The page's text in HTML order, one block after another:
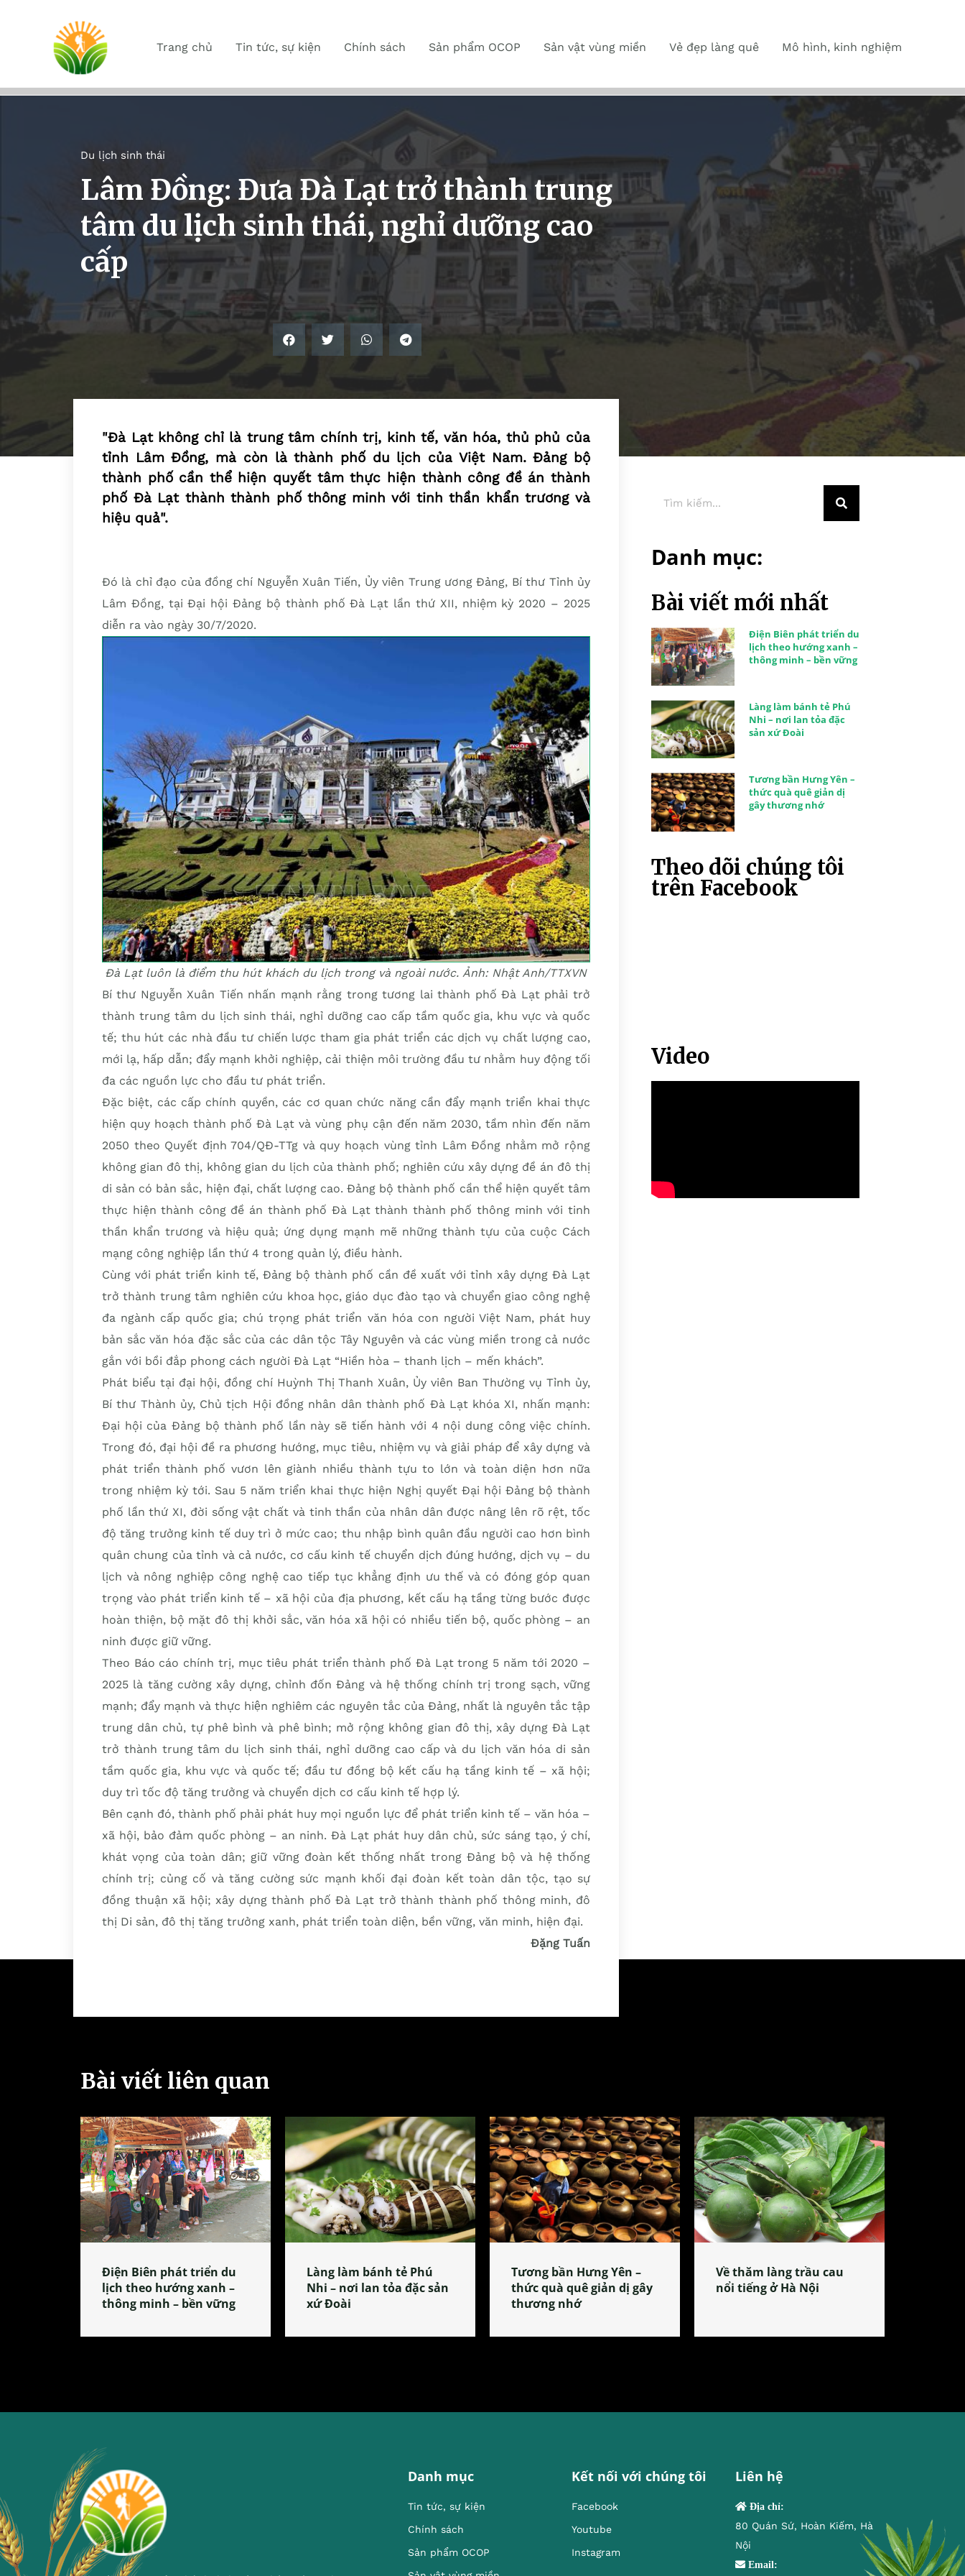
Trang chủ Tin tức, sự kiện Chính sách Sản phẩm OCOP Sản vật vùng miền Vẻ đẹp làng quê Mô hình, kinh nghiệm
Du lịch sinh thái
Lâm Đồng: Đưa Đà Lạt trở thành trung
tâm du lịch sinh thái, nghỉ dưỡng cao
cấp
"Đà Lạt không chỉ là trung tâm chính trị, kinh tế, văn hóa, thủ phủ của
tỉnh Lâm Đồng, mà còn là thành phố du lịch của Việt Nam. Đảng bộ
thành phố cần thể hiện quyết tâm thực hiện thành công đề án thành
phố Đà Lạt thành thành phố thông minh với tinh thần khẩn trương và
hiệu quả".
Đó là chỉ đạo của đồng chí Nguyễn Xuân Tiến, Ủy viên Trung ương Đảng, Bí thư Tỉnh ủy
Lâm Đồng, tại Đại hội Đảng bộ thành phố Đà Lạt lần thứ XII, nhiệm kỳ 2020 – 2025
diễn ra vào ngày 30/7/2020.
Đà Lạt luôn là điểm thu hút khách du lịch trong và ngoài nước. Ảnh: Nhật Anh/TTXVN
Bí thư Nguyễn Xuân Tiến nhấn mạnh rằng trong tương lai thành phố Đà Lạt phải trở
thành trung tâm du lịch sinh thái, nghỉ dưỡng cao cấp tầm quốc gia, khu vực và quốc
tế; thu hút các nhà đầu tư chiến lược tham gia phát triển các dịch vụ chất lượng cao,
mới lạ, hấp dẫn; đẩy mạnh khởi nghiệp, cải thiện môi trường đầu tư nhằm huy động tối
đa các nguồn lực cho đầu tư phát triển.
Đặc biệt, các cấp chính quyền, các cơ quan chức năng cần đẩy mạnh triển khai thực
hiện quy hoạch thành phố Đà Lạt và vùng phụ cận đến năm 2030, tầm nhìn đến năm
2050 theo Quyết định 704/QĐ-TTg và quy hoạch vùng tỉnh Lâm Đồng nhằm mở rộng
không gian đô thị, không gian du lịch của thành phố; nghiên cứu xây dựng đề án đô thị
di sản có bản sắc, hiện đại, chất lượng cao. Đảng bộ thành phố cần thể hiện quyết tâm
thực hiện thành công đề án thành phố Đà Lạt thành thành phố thông minh với tinh
thần khẩn trương và hiệu quả; ứng dụng mạnh mẽ những thành tựu của cuộc Cách
mạng công nghiệp lần thứ 4 trong quản lý, điều hành.
Cùng với phát triển kinh tế, Đảng bộ thành phố cần đề xuất với tỉnh xây dựng Đà Lạt
trở thành trung tâm nghiên cứu khoa học, giáo dục đào tạo và chuyển giao công nghệ
đa ngành cấp quốc gia; chú trọng phát triển văn hóa con người Việt Nam, phát huy
bản sắc văn hóa đặc sắc của các dân tộc Tây Nguyên và các vùng miền trong cả nước
gắn với bồi đắp phong cách người Đà Lạt “Hiền hòa – thanh lịch – mến khách”.
Phát biểu tại đại hội, đồng chí Huỳnh Thị Thanh Xuân, Ủy viên Ban Thường vụ Tỉnh ủy,
Bí thư Thành ủy, Chủ tịch Hội đồng nhân dân thành phố Đà Lạt khóa XI, nhấn mạnh:
Đại hội của Đảng bộ thành phố lần này sẽ tiến hành với 4 nội dung công việc chính.
Trong đó, đại hội đề ra phương hướng, mục tiêu, nhiệm vụ và giải pháp để xây dựng và
phát triển thành phố vươn lên giành nhiều thành tựu to lớn và toàn diện hơn nữa
trong nhiệm kỳ tới. Sau 5 năm triển khai thực hiện Nghị quyết Đại hội Đảng bộ thành
phố lần thứ XI, đời sống vật chất và tinh thần của nhân dân được nâng lên rõ rệt, tốc
độ tăng trưởng kinh tế duy trì ở mức cao; thu nhập bình quân đầu người cao hơn bình
quân chung của tỉnh và cả nước, cơ cấu kinh tế chuyển dịch đúng hướng, dịch vụ – du
lịch và nông nghiệp công nghệ cao tiếp tục khẳng định ưu thế và có đóng góp quan
trọng vào phát triển kinh tế – xã hội của địa phương, kết cấu hạ tầng từng bước được
hoàn thiện, bộ mặt đô thị khởi sắc, văn hóa xã hội có nhiều tiến bộ, quốc phòng – an
ninh được giữ vững.
Theo Báo cáo chính trị, mục tiêu phát triển thành phố Đà Lạt trong 5 năm tới 2020 –
2025 là tăng cường xây dựng, chỉnh đốn Đảng và hệ thống chính trị trong sạch, vững
mạnh; đẩy mạnh và thực hiện nghiêm các nguyên tắc của Đảng, nhất là nguyên tắc tập
trung dân chủ, tự phê bình và phê bình; mở rộng không gian đô thị, xây dựng Đà Lạt
trở thành trung tâm du lịch sinh thái, nghỉ dưỡng cao cấp và du lịch văn hóa di sản
tầm quốc gia, khu vực và quốc tế; đầu tư đồng bộ kết cấu hạ tầng kinh tế – xã hội;
duy trì tốc độ tăng trưởng và chuyển dịch cơ cấu kinh tế hợp lý.
Bên cạnh đó, thành phố phải phát huy mọi nguồn lực để phát triển kinh tế – văn hóa –
xã hội, bảo đảm quốc phòng – an ninh. Đà Lạt phát huy dân chủ, sức sáng tạo, ý chí,
khát vọng của toàn dân; giữ vững đoàn kết thống nhất trong Đảng bộ và hệ thống
chính trị; củng cố và tăng cường sức mạnh khối đại đoàn kết toàn dân tộc, tạo sự
đồng thuận xã hội; xây dựng thành phố Đà Lạt trở thành thành phố thông minh, đô
thị Di sản, đô thị tăng trưởng xanh, phát triển toàn diện, bền vững, văn minh, hiện đại.
Đặng Tuấn
Danh mục:
Bài viết mới nhất
Điện Biên phát triển du
lịch theo hướng xanh –
thông minh – bền vững
Làng làm bánh tẻ Phú
Nhi – nơi lan tỏa đặc
sản xứ Đoài
Tương bần Hưng Yên –
thức quà quê giản dị
gây thương nhớ
Theo dõi chúng tôi
trên Facebook
Video
Bài viết liên quan
Điện Biên phát triển du
lịch theo hướng xanh –
thông minh – bền vững
Làng làm bánh tẻ Phú
Nhi – nơi lan tỏa đặc sản
xứ Đoài
Tương bần Hưng Yên –
thức quà quê giản dị gây
thương nhớ
Về thăm làng trầu cau
nổi tiếng ở Hà Nội
Danh mục
Tin tức, sự kiện
Chính sách
Sản phẩm OCOP
Kết nối với chúng tôi
Facebook
Youtube
Instagram
Liên hệ
Địa chỉ:
80 Quán Sứ, Hoàn Kiếm, Hà
Nội
Email: